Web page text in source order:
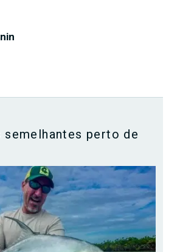
semelhantes perto de